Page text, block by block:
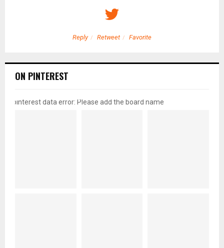
Reply Retweet Favorite
ON PINTEREST
pinterest data error: Please add the board name